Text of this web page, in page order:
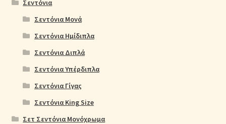
Σεντόνια
Σεντόνια Μονά
Σεντόνια Ημίδιπλα
Σεντόνια Διπλά
Σεντόνια Υπέρδιπλα
Σεντόνια Γίγας
Σεντόνια King Size
Σετ Σεντόνια Μονόχρωμα